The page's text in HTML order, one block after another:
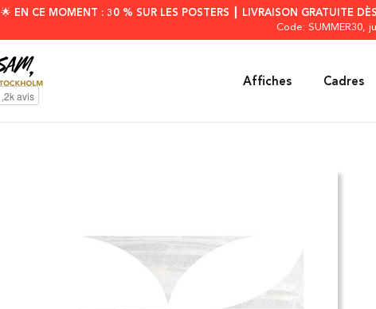
🌟 EN CE MOMENT : 30 % SUR LES POSTERS ┃ LIVRAISON GRATUITE
Code: SUMMER30,
Affiches Cadres